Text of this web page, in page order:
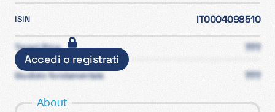
ISIN IT0004098510
Target Price ???
Giudizio fondamentale ???
Accedi o registrati
About